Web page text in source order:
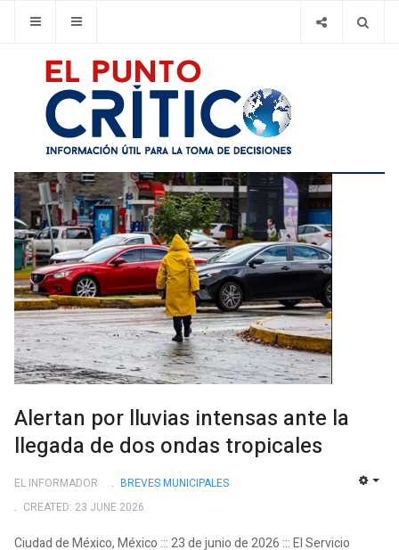
Alertan por lluvias intensas ante la
llegada de dos ondas tropicales
EL INFORMADOR
BREVES MUNICIPALES
CREATED: 23 JUNE 2026
Ciudad de México, México ::: 23 de junio de 2026 ::: El Servicio